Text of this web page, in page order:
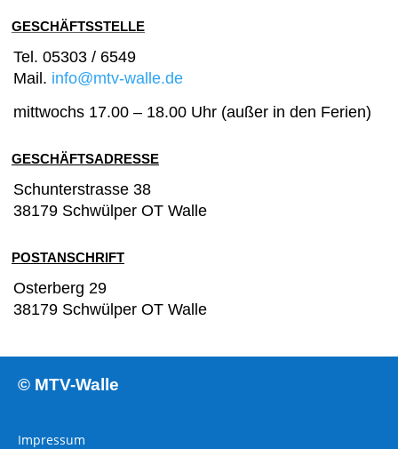
GESCHÄFTSSTELLE
Tel. 05303 / 6549
Mail. info@mtv-walle.de
mittwochs 17.00 – 18.00 Uhr (außer in den Ferien)
GESCHÄFTSADRESSE
Schunterstrasse 38
38179 Schwülper OT Walle
POSTANSCHRIFT
Osterberg 29
38179 Schwülper OT Walle
© MTV-Walle
Impressum